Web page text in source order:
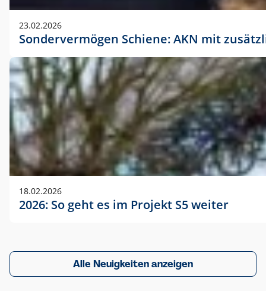
23.02.2026
Sondervermögen Schiene: AKN mit
18.02.2026
2026: So geht es im Projekt S5 weiter
Alle Neuigkeiten anzeigen